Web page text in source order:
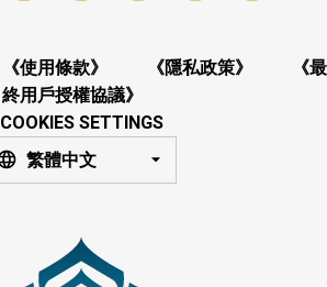
《使用條款》 《隱私政策》
《最
終用戶授權協議》
COOKIES SETTINGS
繁體中文